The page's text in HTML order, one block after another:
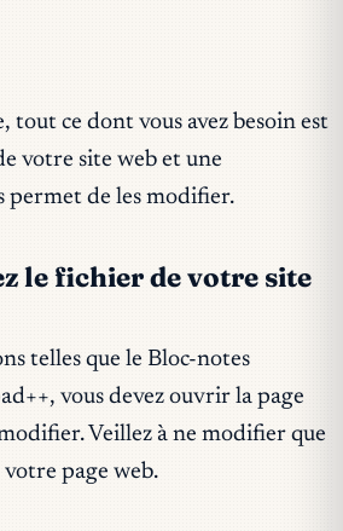
tout ce dont vous avez besoin est
votre site web et une
permet de les modifier.
le fichier de votre site
telles que le Bloc-notes
vous devez ouvrir la page
Veillez à ne modifier que
page web.